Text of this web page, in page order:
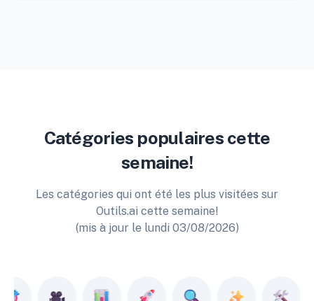
Catégories populaires cette
semaine!
Les catégories qui ont été les plus visitées sur
Outils.ai cette semaine!
(mis à jour le lundi 03/08/2026)